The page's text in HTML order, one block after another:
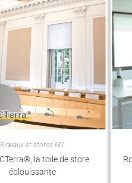
Rideaux et stores M1
la toile de store
éblouissante